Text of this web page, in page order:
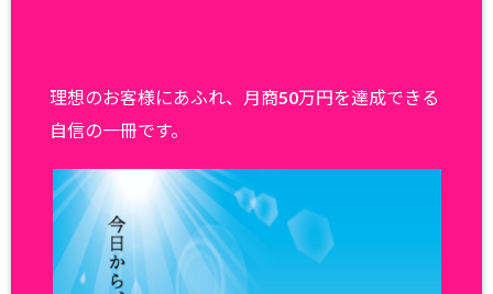
理想のお客様にあふれ、月商50万円を達成できる
自信の一冊です。